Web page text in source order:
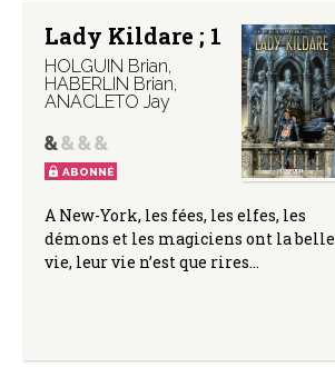
Lady Kildare ; 1
HOLGUIN Brian,
HABERLIN Brian,
ANACLETO Jay
ABONNÉ
A New-York, les fées, les elfes, les
démons et les magiciens ont la belle
vie, leur vie n’est que rires…